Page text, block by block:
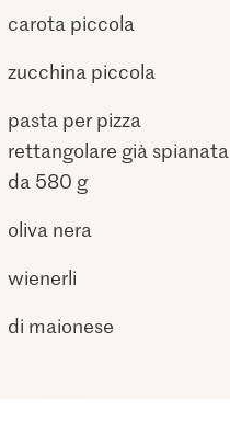
carota piccola
zucchina piccola
pasta per pizza
rettangolare già spianata
da 580 g
oliva nera
wienerli
di maionese